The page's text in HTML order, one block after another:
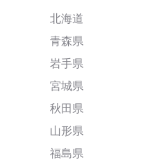
北海道
青森県
岩手県
宮城県
秋田県
山形県
福島県